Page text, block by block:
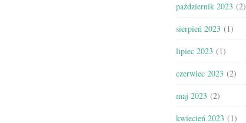
październik 2023 (2)
sierpień 2023 (1)
lipiec 2023 (1)
czerwiec 2023 (2)
maj 2023 (2)
kwiecień 2023 (1)